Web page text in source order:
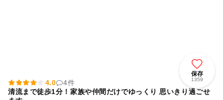
保存
1359
4.0
4件
清流まで徒歩1分！家族や仲間だけでゆっくり 思いきり過ごせ